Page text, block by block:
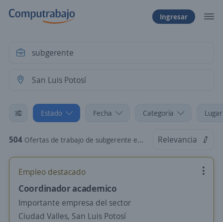
Ingresar
Estado Fecha Categoría
504 Ofertas de trabajo de subgerente en San Luis Potosí Relevancia
Empleo destacado
Coordinador academico
Importante empresa del sector
Ciudad Valles, San Luis Potosí